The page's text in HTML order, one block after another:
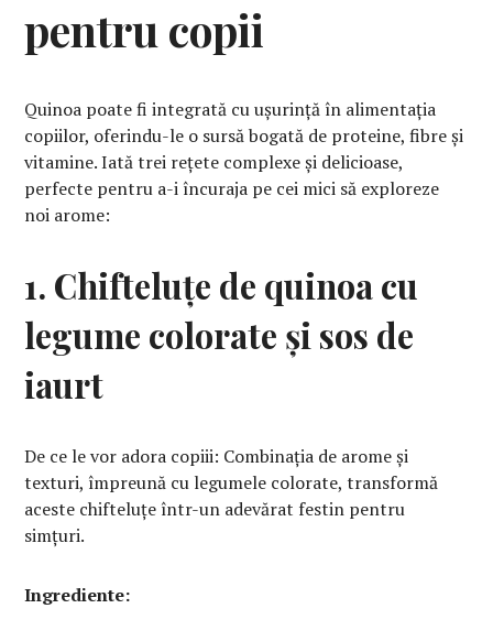
pentru copii
Quinoa poate fi integrată cu ușurință în alimentația
copiilor, oferindu-le o sursă bogată de proteine, fibre și
vitamine. Iată trei rețete complexe și delicioase,
perfecte pentru a-i încuraja pe cei mici să exploreze
noi arome:
1. Chifteluțe de quinoa cu
legume colorate și sos de
iaurt
De ce le vor adora copiii: Combinația de arome și
texturi, împreună cu legumele colorate, transformă
aceste chifteluțe într-un adevărat festin pentru
simțuri.
Ingrediente: